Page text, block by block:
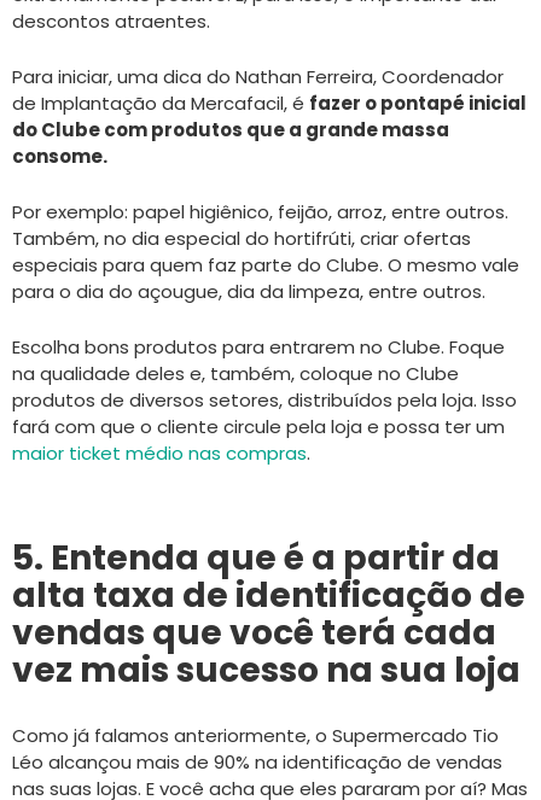
descontos atraentes.
Para iniciar, uma dica do Nathan Ferreira, Coordenador
de Implantação da Mercafacil, é fazer o pontapé inicial
do Clube com produtos que a grande massa
consome.
Por exemplo: papel higiênico, feijão, arroz, entre outros.
Também, no dia especial do hortifrúti, criar ofertas
especiais para quem faz parte do Clube. O mesmo vale
para o dia do açougue, dia da limpeza, entre outros.
Escolha bons produtos para entrarem no Clube. Foque
na qualidade deles e, também, coloque no Clube
produtos de diversos setores, distribuídos pela loja. Isso
fará com que o cliente circule pela loja e possa ter um
maior ticket médio nas compras.
5. Entenda que é a partir da
alta taxa de identificação de
vendas que você terá cada
vez mais sucesso na sua loja
Como já falamos anteriormente, o Supermercado Tio
Léo alcançou mais de 90% na identificação de vendas
nas suas lojas. E você acha que eles pararam por aí? Mas